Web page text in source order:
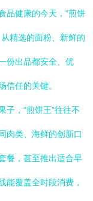
品健康的今天，“煎饼
精选的面粉、新鲜的
份出品都安全、优
信任的关键。
子，“煎饼王”往往不
肉类、海鲜的创新口
餐，甚至推出适合早
能覆盖全时段消费，